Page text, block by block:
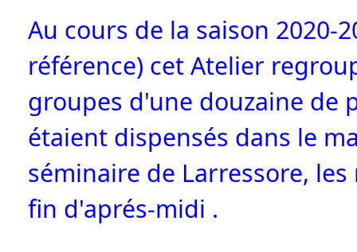
Au cours de la saison 2020-
référence) cet Atelier
groupes d'une douzaine de
étaient dispensés dans le
séminaire de Larressore,
fin d'aprés-midi .